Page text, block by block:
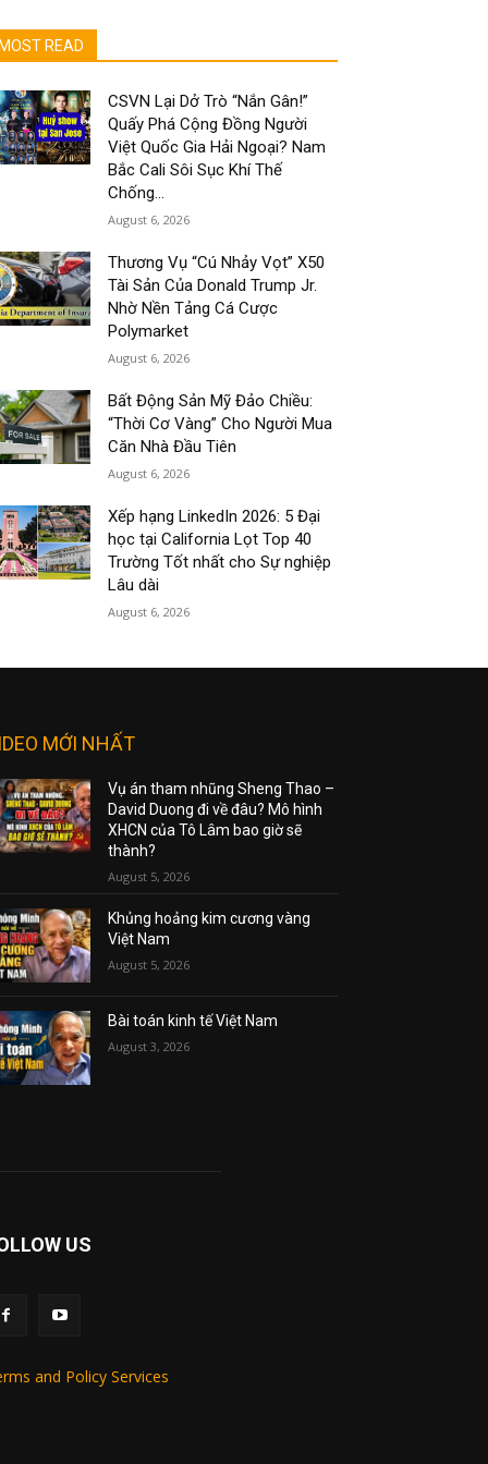
MOST READ
CSVN Lại Dở Trò “Nắn Gân!”
Quấy Phá Cộng Đồng Người
Việt Quốc Gia Hải Ngoại? Nam
Bắc Cali Sôi Sục Khí Thế
Chống...
August 6, 2026
Thương Vụ “Cú Nhảy Vọt” X50
Tài Sản Của Donald Trump Jr.
Nhờ Nền Tảng Cá Cược
Polymarket
August 6, 2026
Bất Động Sản Mỹ Đảo Chiều:
“Thời Cơ Vàng” Cho Người Mua
Căn Nhà Đầu Tiên
August 6, 2026
Xếp hạng LinkedIn 2026: 5 Đại
học tại California Lọt Top 40
Trường Tốt nhất cho Sự nghiệp
Lâu dài
August 6, 2026
MỚI NHẤT
Vụ án tham nhũng Sheng Thao –
David Duong đi về đâu? Mô hình
XHCN của Tô Lâm bao giờ sẽ
thành?
August 5, 2026
Khủng hoảng kim cương vàng
Việt Nam
August 5, 2026
Bài toán kinh tế Việt Nam
August 3, 2026
US
and Policy Services